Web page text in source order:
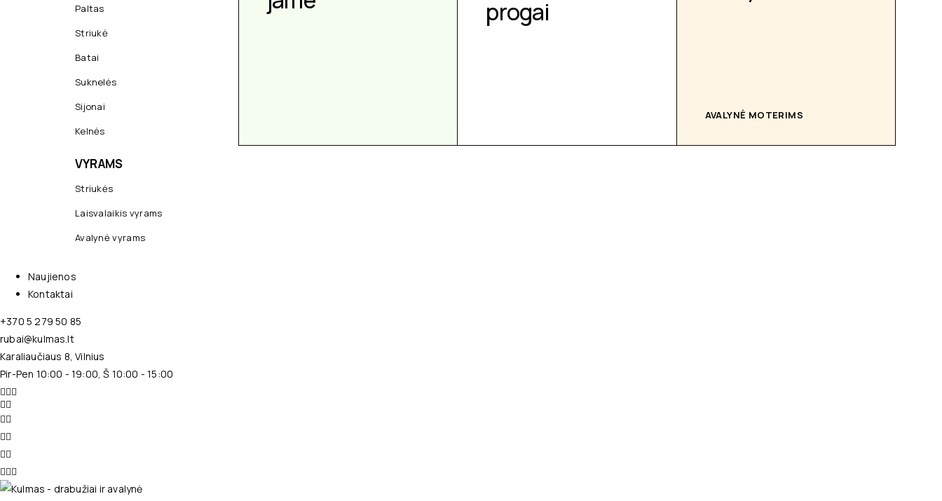
Paltas
Striukė
Batai
Suknelės
Sijonai
Kelnės
VYRAMS
Striukės
Laisvalaikis vyrams
Avalynė vyrams
progai
AVALYNĖ MOTERIMS
Naujienos
Kontaktai
+370 5 279 50 85
rubai@kulmas.lt
Karaliaučiaus 8, Vilnius
Pir-Pen 10:00 - 19:00, Š 10:00 - 15:00